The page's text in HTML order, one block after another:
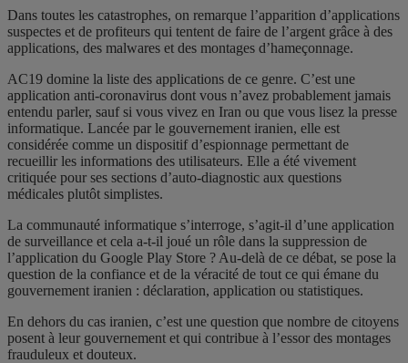
Dans toutes les catastrophes, on remarque l’apparition d’applications
suspectes et de profiteurs qui tentent de faire de l’argent grâce à des
applications, des malwares et des montages d’hameçonnage.
AC19 domine la liste des applications de ce genre. C’est une
application anti-coronavirus dont vous n’avez probablement jamais
entendu parler, sauf si vous vivez en Iran ou que vous lisez la presse
informatique. Lancée par le gouvernement iranien, elle est
considérée comme un dispositif d’espionnage permettant de
recueillir les informations des utilisateurs. Elle a été vivement
critiquée pour ses sections d’auto-diagnostic aux questions
médicales plutôt simplistes.
La communauté informatique s’interroge, s’agit-il d’une application
de surveillance et cela a-t-il joué un rôle dans la suppression de
l’application du Google Play Store ? Au-delà de ce débat, se pose la
question de la confiance et de la véracité de tout ce qui émane du
gouvernement iranien : déclaration, application ou statistiques.
En dehors du cas iranien, c’est une question que nombre de citoyens
posent à leur gouvernement et qui contribue à l’essor des montages
frauduleux et douteux.